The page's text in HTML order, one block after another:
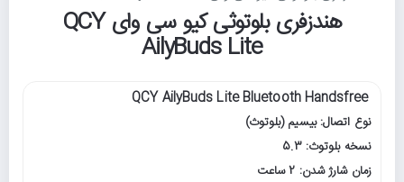
هندزفری بلوتوثی کیو سی وای QCY
AilyBuds Lite
QCY AilyBuds Lite Bluetooth Handsfree
نوع اتصال: بیسیم (بلوتوث)
نسخه بلوتوث: 5.3
زمان شارژ شدن: 2 ساعت